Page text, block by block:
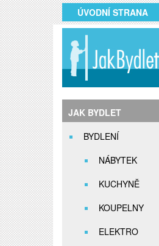
ÚVODNÍ STRANA
JAK BYDLET
BYDLENÍ
NÁBYTEK
KUCHYNĚ
KOUPELNY
ELEKTRO